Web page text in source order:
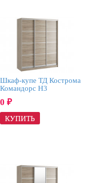
Шкаф-купе ТД Кострома
Командорс Н3
0 ₽